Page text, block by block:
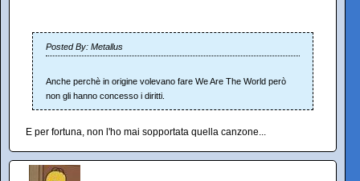
Posted By: Metallus
Anche perchè in origine volevano fare We Are The World però
non gli hanno concesso i diritti.
E per fortuna, non l'ho mai sopportata quella canzone...